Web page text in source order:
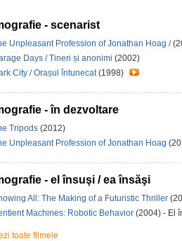
- scenarist
Unpleasant Profession of Jonathan Hoag /
Days / Tineri și anonimi (2002)
City / Orașul întunecat (1998)
- în dezvoltare
Tripods (2012)
Unpleasant Profession of Jonathan Hoag
- el însuşi / ea însăşi
All: The Making of a Futuristic Thriller
Machines: Robotic Behavior (2004) - El
toate filmele